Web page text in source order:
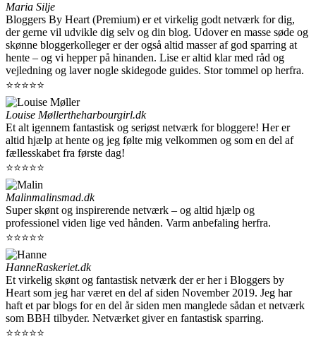
Maria Silje
Bloggers By Heart (Premium) er et virkelig godt netværk for dig,
der gerne vil udvikle dig selv og din blog. Udover en masse søde og
skønne bloggerkolleger er der også altid masser af god sparring at
hente – og vi hepper på hinanden. Lise er altid klar med råd og
vejledning og laver nogle skidegode guides. Stor tommel op herfra.
⭐⭐⭐⭐⭐
Louise Møllertheharbourgirl.dk
Et alt igennem fantastisk og seriøst netværk for bloggere! Her er
altid hjælp at hente og jeg følte mig velkommen og som en del af
fællesskabet fra første dag!
⭐⭐⭐⭐⭐
Malinmalinsmad.dk
Super skønt og inspirerende netværk – og altid hjælp og
professionel viden lige ved hånden. Varm anbefaling herfra.
⭐⭐⭐⭐⭐
HanneRaskeriet.dk
Et virkelig skønt og fantastisk netværk der er her i Bloggers by
Heart som jeg har været en del af siden November 2019. Jeg har
haft et par blogs for en del år siden men manglede sådan et netværk
som BBH tilbyder. Netværket giver en fantastisk sparring.
⭐⭐⭐⭐⭐